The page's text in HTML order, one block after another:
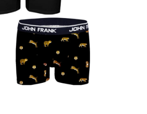
Obchodní podmínky
údajů
Napište nám
zboží